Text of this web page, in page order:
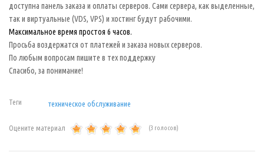
доступна панель заказа и оплаты серверов. Сами сервера, как выделенные,
так и виртуальные (VDS, VPS) и хостинг будут рабочими.
Максимальное время простоя 6 часов.
Просьба воздержатся от платежей и заказа новых серверов.
По любым вопросам пишите в тех поддержку
Спасибо, за понимание!
Теги техническое обслуживание
Оцените материал (3 голосов)